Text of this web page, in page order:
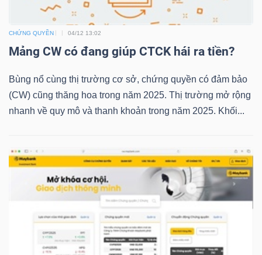
CHỨNG QUYỀN 04/12 13:02
Mảng CW có đang giúp CTCK hái ra tiền?
Bùng nổ cùng thị trường cơ sở, chứng quyền có đảm bảo
(CW) cũng thăng hoa trong năm 2025. Thị trường mở rộng
nhanh về quy mô và thanh khoản trong năm 2025. Khối...
NGUYÊN
LIỆU
CÔNG
TIÊU